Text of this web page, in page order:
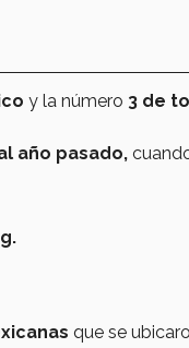
y la número 3 de
año pasado,
que se